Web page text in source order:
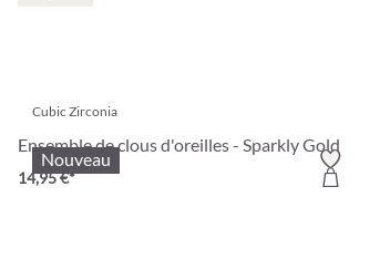
Nouveau
Cubic Zirconia
Ensemble de clous d'oreilles - Sparkly Gold
14,95 €*